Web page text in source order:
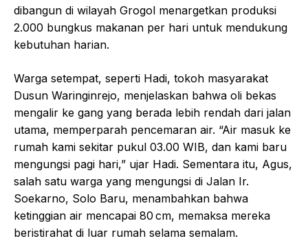
dibangun di wilayah Grogol menargetkan produksi
2.000 bungkus makanan per hari untuk mendukung
kebutuhan harian.
Warga setempat, seperti Hadi, tokoh masyarakat
Dusun Waringinrejo, menjelaskan bahwa oli bekas
mengalir ke gang yang berada lebih rendah dari jalan
utama, memperparah pencemaran air. “Air masuk ke
rumah kami sekitar pukul 03.00 WIB, dan kami baru
mengungsi pagi hari,” ujar Hadi. Sementara itu, Agus,
salah satu warga yang mengungsi di Jalan Ir.
Soekarno, Solo Baru, menambahkan bahwa
ketinggian air mencapai 80 cm, memaksa mereka
beristirahat di luar rumah selama semalam.